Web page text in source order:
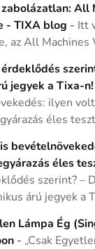
zabolázatlan: All
- TIXA blog - Itt
az All
jegyek a Tixa-n!
ilyen
éles
éles
szerint? –
árú jegyek a
Lámpa Ég
- „Csak